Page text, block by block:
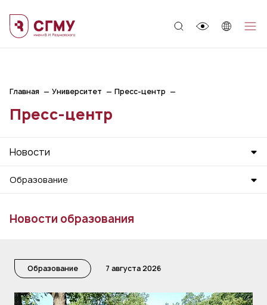
Главная Университет Пресс-центр
Пресс-центр
Новости
Образование
Новости образования
Образование 7 августа 2026